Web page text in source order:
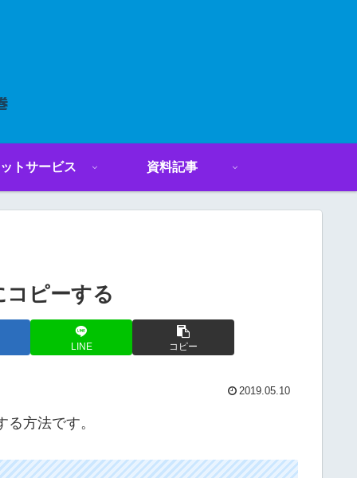
トサービス 資料記事
ピーする
LINE コピー
2019.05.10
方法です。